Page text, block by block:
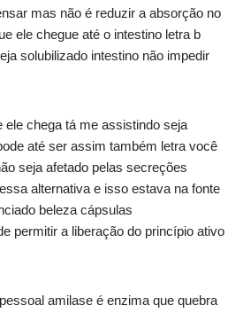
mas não é reduzir a absorção no
ele chegue até o intestino letra b
solubilizado intestino não impedir
ele chega tá me assistindo seja
até ser assim também letra você
seja afetado pelas secreções
alternativa e isso estava na fonte
beleza cápsulas
permitir a liberação do princípio ativo
amilase é enzima que quebra